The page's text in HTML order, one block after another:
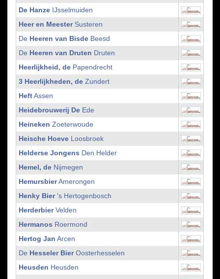
De Hanze IJsselmuiden
Heer en MeesterSusteren
De Heeren van Bisde Beesd
De Heeren van Druten Druten
Heerlijkheid, de Papendrecht
3 Heerlijkheden, de Zundert
HeftAssen
Heidebrouwerij De Ede
Heineken Zoeterwoude
Heische Hoeve Loosbroek
Helderse Jongens Den Helder
Hemel, de Nijmegen
HemursbierAmerongen
Henky Bier's Hertogenbosch
HerderbierVelden
Hermanos Roermond
Hertog Jan Arcen
De Hesseler BierOosterhesselen
Heusden Heusden